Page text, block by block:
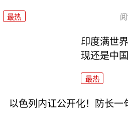
最热
印度满世
现还是中国
最热
以色列内讧公开化！防长一